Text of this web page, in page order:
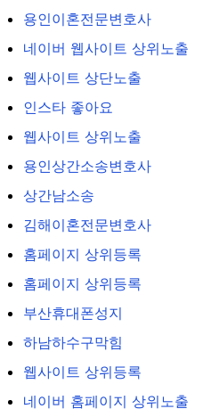
용인이혼전문변호사
네이버 웹사이트 상위노출
웹사이트 상단노출
인스타 좋아요
웹사이트 상위노출
용인상간소송변호사
상간남소송
김해이혼전문변호사
홈페이지 상위등록
홈페이지 상위등록
부산휴대폰성지
하남하수구막힘
웹사이트 상위등록
네이버 홈페이지 상위노출